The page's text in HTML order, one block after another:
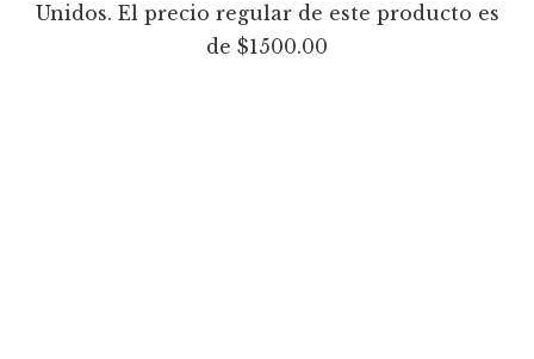
Unidos. El precio regular de este producto es
de $1500.00